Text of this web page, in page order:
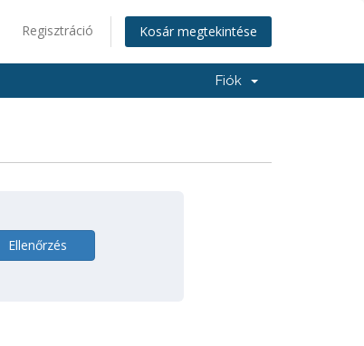
Regisztráció Kosár megtekintése
Fiók
Ellenőrzés